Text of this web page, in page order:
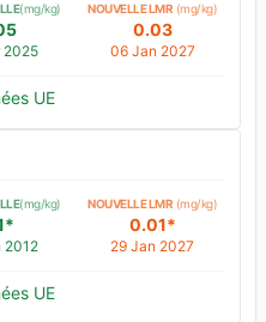
(mg/kg)
2025
NOUVELLE LMR (mg/kg)
0.03
06 Jan 2027
UE
(mg/kg)
2012
NOUVELLE LMR (mg/kg)
0.01*
29 Jan 2027
UE